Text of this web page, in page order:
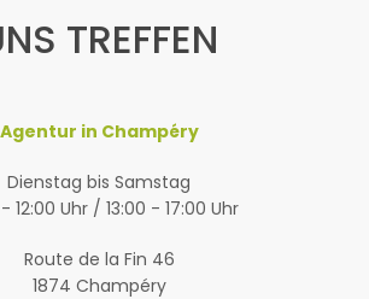
TREFFEN
Agentur in Champéry
Dienstag bis Samstag
12:00 Uhr / 13:00 - 17:00 Uhr
Route de la Fin 46
1874 Champéry